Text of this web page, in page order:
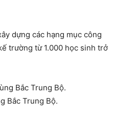
dựng các hạng mục công
trường từ 1.000 học sinh trở
Bắc Trung Bộ.